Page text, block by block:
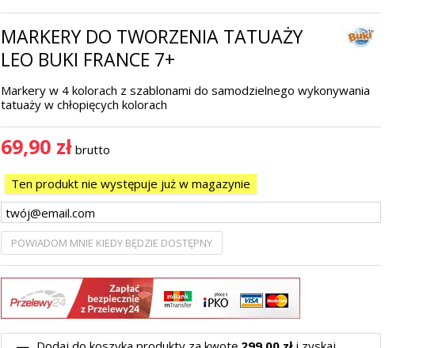
MARKERY DO TWORZENIA TATUAŻY
LEO BUKI FRANCE 7+
Markery w 4 kolorach z szablonami do samodzielnego wykonywania
tatuaży w chłopięcych kolorach
69,90 zł brutto
Ten produkt nie występuje już w magazynie
POWIADOM MNIE KIEDY BĘDZIE DOSTĘPNY